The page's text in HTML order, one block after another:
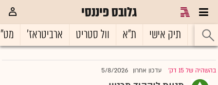
גלובס פיננסי
ראשי תיק אישי ת"א וול סטריט ארביטראז'
בהשהיה של 15 דק' |עדכון אחרון 5/8/2026